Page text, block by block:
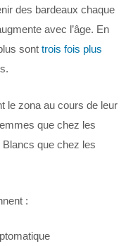
des bardeaux chaque
avec l’âge. En
sont trois fois plus
le zona au cours de leur
que chez les
que chez les
: